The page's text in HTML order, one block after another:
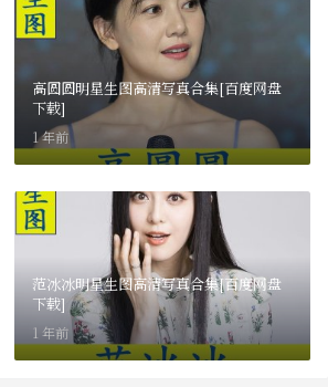
高圆圆明星生图高清写真合集[百度网盘
下载]
1 年前
范冰冰明星生图高清写真合集[百度网盘
下载]
1 年前